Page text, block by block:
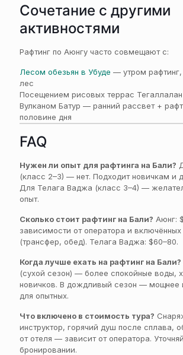
Сочетание с другими
активностями
Рафтинг по Аюнгу часто совмещают с:
Лесом обезьян в Убуде — утром
лес
Посещением рисовых террас
Вулканом Батур — ранний рассвет +
половине дня
FAQ
Нужен ли опыт для рафтинга на Бали?
(класс 2–3) — нет. Подходит новичкам и
Для Телага Ваджа (класс 3–4) —
опыт.
Сколько стоит рафтинг на Бали? Аюнг:
зависимости от оператора и включённых
(трансфер, обед). Телага Ваджа: $60–80.
Когда лучше ехать на рафтинг на Бали?
(сухой сезон) — более спокойные воды,
новичков. В дождливый сезон — мощнее
для опытных.
Что включено в стоимость тура?
инструктор, горячий душ после сплава,
от отеля — зависит от оператора.
бронировании.